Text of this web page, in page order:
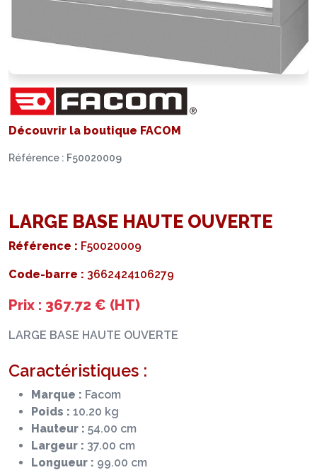
Découvrir la boutique FACOM
Référence : F50020009
LARGE BASE HAUTE OUVERTE
Référence : F50020009
Code-barre : 3662424106279
Prix : 367.72 € (HT)
LARGE BASE HAUTE OUVERTE
Caractéristiques :
Marque : Facom
Poids : 10.20 kg
Hauteur : 54.00 cm
Largeur : 37.00 cm
Longueur : 99.00 cm